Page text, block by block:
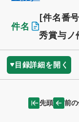
件名
[件名番
秀賞与ノ
目録詳細を開く
先頭 前